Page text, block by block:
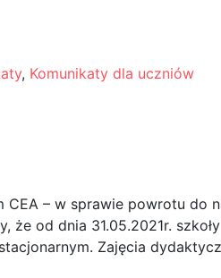
, Komunikaty dla uczniów
– w sprawie powrotu do
że od dnia 31.05.2021r.
Zajęcia